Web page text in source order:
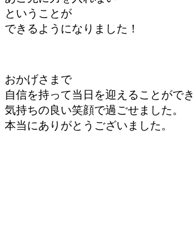
ということが
できるようになりました！
おかげさまで
自信を持って当日を迎えることができ
気持ちの良い笑顔で過ごせました。
本当にありがとうございました。